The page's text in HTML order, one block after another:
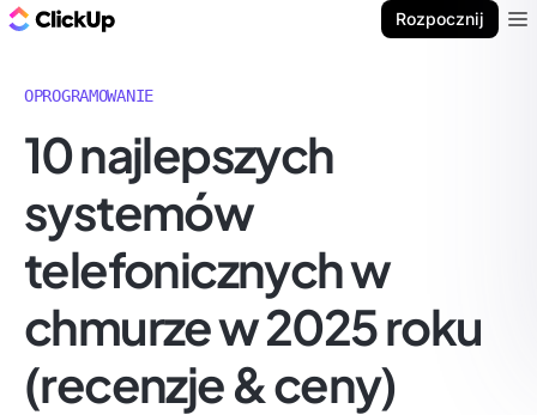
Rozpocznij
OPROGRAMOWANIE
10 najlepszych
systemów
telefonicznych w
chmurze w 2025 roku
(recenzje & ceny)